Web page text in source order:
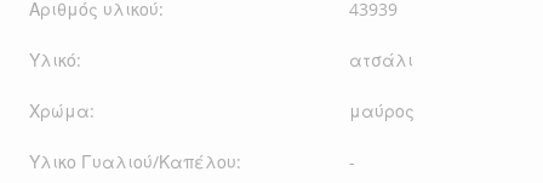
Αριθμός υλικού: 43939
Υλικό: ατσάλι
Χρώμα: μαύρος
Υλικο Γυαλιού/Καπέλου: -